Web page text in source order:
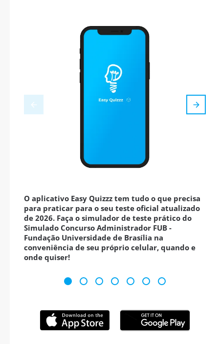
O aplicativo Easy Quizzz tem tudo o que precisa
para praticar para o seu teste oficial atualizado
de 2026. Faça o simulador de teste prático do
Simulado Concurso Administrador FUB -
Fundação Universidade de Brasília na
conveniência de seu próprio celular, quando e
onde quiser!